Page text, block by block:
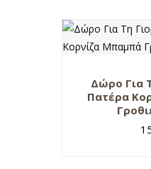
Δώρο Για
Πατέρα